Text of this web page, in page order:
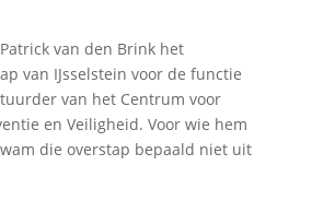
van den Brink het
van IJsselstein voor de functie
van het Centrum voor
en Veiligheid. Voor wie hem
die overstap bepaald niet uit